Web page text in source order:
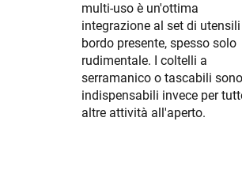
multi-uso è un'ottima
integrazione al set di
bordo presente, spesso solo
rudimentale. I coltelli a
serramanico o tascabili sono
indispensabili invece per
altre attività all'aperto.